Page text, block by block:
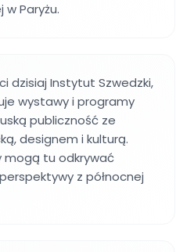
Paryżu.
dzisiaj Instytut Szwedzki,
wystawy i programy
publiczność ze
designem i kulturą.
mogą tu odkrywać
z północnej